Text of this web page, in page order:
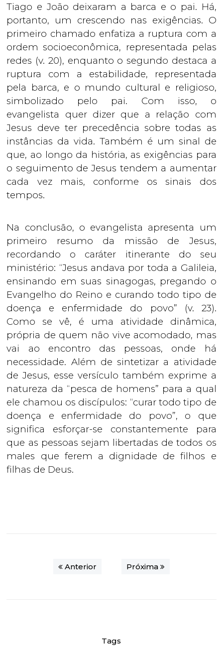
Tiago e João deixaram a barca e o pai. Há,
portanto, um crescendo nas exigências. O
primeiro chamado enfatiza a ruptura com a
ordem socioeconômica, representada pelas
redes (v. 20), enquanto o segundo destaca a
ruptura com a estabilidade, representada
pela barca, e o mundo cultural e religioso,
simbolizado pelo pai. Com isso, o
evangelista quer dizer que a relação com
Jesus deve ter precedência sobre todas as
instâncias da vida. Também é um sinal de
que, ao longo da história, as exigências para
o seguimento de Jesus tendem a aumentar
cada vez mais, conforme os sinais dos
tempos.
Na conclusão, o evangelista apresenta um
primeiro resumo da missão de Jesus,
recordando o caráter itinerante do seu
ministério: “Jesus andava por toda a Galileia,
ensinando em suas sinagogas, pregando o
Evangelho do Reino e curando todo tipo de
doença e enfermidade do povo” (v. 23).
Como se vê, é uma atividade dinâmica,
própria de quem não vive acomodado, mas
vai ao encontro das pessoas, onde há
necessidade. Além de sintetizar a atividade
de Jesus, esse versículo também exprime a
natureza da “pesca de homens” para a qual
ele chamou os discípulos: “curar todo tipo de
doença e enfermidade do povo”, o que
significa esforçar-se constantemente para
que as pessoas sejam libertadas de todos os
males que ferem a dignidade de filhos e
filhas de Deus.
Anterior Próxima
Tags